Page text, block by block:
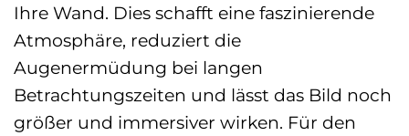
Ihre Wand. Dies schafft eine faszinierende
Atmosphäre, reduziert die
Augenermüdung bei langen
Betrachtungszeiten und lässt das Bild noch
größer und immersiver wirken. Für den